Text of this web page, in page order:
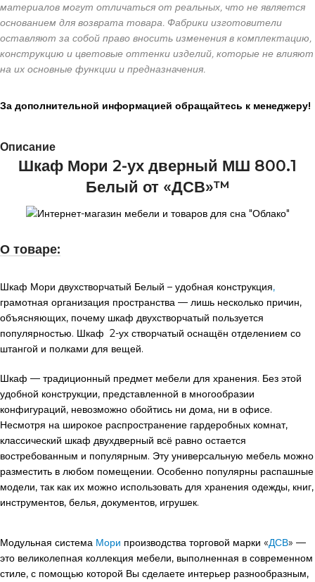
материалов могут отличаться от реальных, что не является
основанием для возврата товара. Фабрики изготовители
оставляют за собой право вносить изменения в комплектацию,
конструкцию и цветовые оттенки изделий, которые не влияют
на их основные функции и предназначения.
За дополнительной информацией обращайтесь к менеджеру!
Описание
Шкаф Мори 2-ух дверный МШ 800.1
Белый от «ДСВ»™
О товаре:
Шкаф Мори двухстворчатый Белый – удобная конструкция,
грамотная организация пространства — лишь несколько причин,
объясняющих, почему шкаф двухстворчатый пользуется
популярностью. Шкаф 2-ух створчатый оснащён отделением со
штангой и полками для вещей.
Шкаф — традиционный предмет мебели для хранения. Без этой
удобной конструкции, представленной в многообразии
конфигураций, невозможно обойтись ни дома, ни в офисе.
Несмотря на широкое распространение гардеробных комнат,
классический шкаф двухдверный всё равно остается
востребованным и популярным. Эту универсальную мебель можно
разместить в любом помещении. Особенно популярны распашные
модели, так как их можно использовать для хранения одежды, книг,
инструментов, белья, документов, игрушек.
Модульная система Мори производства торговой марки «ДСВ» —
это великолепная коллекция мебели, выполненная в современном
стиле, с помощью которой Вы сделаете интерьер разнообразным,